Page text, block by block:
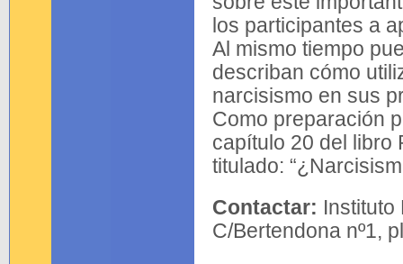
los participantes a
Al mismo tiempo
describan cómo
narcisismo en sus
Como preparación
capítulo 20 del libro
titulado:
Contactar: Instituto
C/Bertendona nº1,